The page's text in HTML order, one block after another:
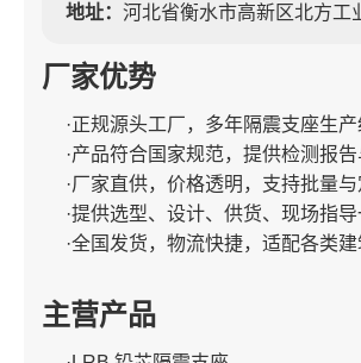
地址： 河北省衡水市高新区北方工
厂家优势
·正规源头工厂，多年隔震支座生
·产品符合国家规范，提供检测报
·厂家直供，价格透明，支持批量与
·提供选型、设计、供货、现场指
·全国发货，物流快捷，适配各类
主营产品